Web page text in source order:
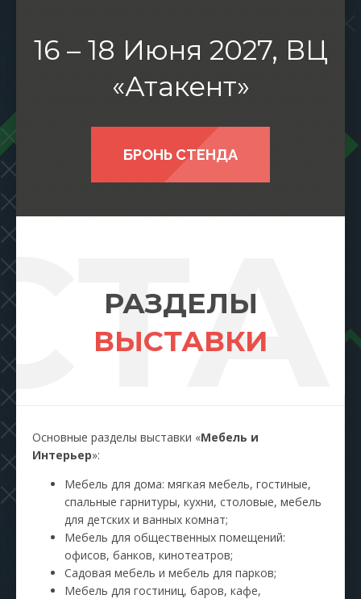
16 – 18 Июня 2027, ВЦ
«Атакент»
БРОНЬ СТЕНДА
РАЗДЕЛЫ
ВЫСТАВКИ
Основные разделы выставки «Мебель и
Интерьер»:
Мебель для дома: мягкая мебель, гостиные,
спальные гарнитуры, кухни, столовые, мебель
для детских и ванных комнат;
Мебель для общественных помещений:
офисов, банков, кинотеатров;
Садовая мебель и мебель для парков;
Мебель для гостиниц, баров, кафе,